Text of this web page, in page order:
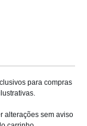
para compras
alterações sem aviso